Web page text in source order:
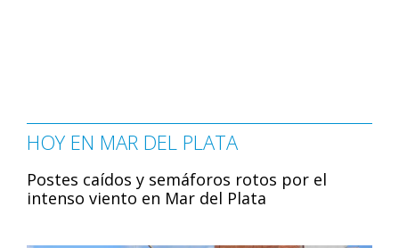
HOY EN MAR DEL PLATA
Postes caídos y semáforos rotos por el
intenso viento en Mar del Plata